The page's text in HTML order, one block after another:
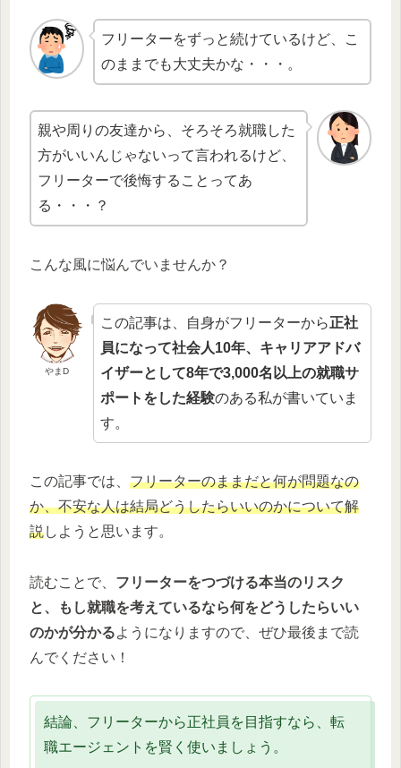
フリーターをずっと続けているけど、こ
のままでも大丈夫かな・・・。
親や周りの友達から、そろそろ就職した
方がいいんじゃないって言われるけど、
フリーターで後悔することってあ
る・・・？
こんな風に悩んでいませんか？
やまD
この記事は、自身がフリーターから正社
員になって社会人10年、キャリアアドバ
イザーとして8年で3,000名以上の就職サ
ポートをした経験のある私が書いていま
す。
この記事では、 フリーターのままだと何が問題なの
か、不安な人は結局どうしたらいいのかについて解
説しようと思います。
読むことで、 フリーターをつづける本当のリスク
と、もし就職を考えているなら何をどうしたらいい
のかが分かるようになりますので、ぜひ最後まで読
んでください！
結論、フリーターから正社員を目指すなら、転
職エージェントを賢く使いましょう。